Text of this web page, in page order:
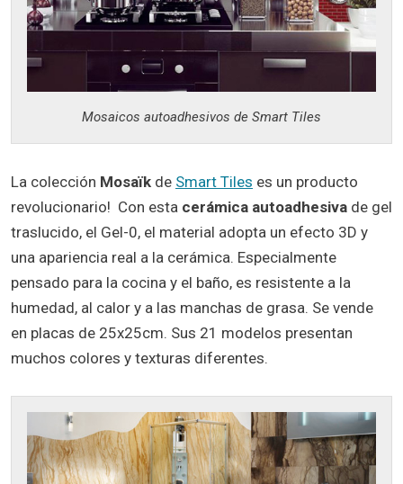
Mosaicos autoadhesivos de Smart Tiles
La colección Mosaïk de Smart Tiles es un producto
revolucionario! Con esta cerámica autoadhesiva de gel
traslucido, el Gel-0, el material adopta un efecto 3D y
una apariencia real a la cerámica. Especialmente
pensado para la cocina y el baño, es resistente a la
humedad, al calor y a las manchas de grasa. Se vende
en placas de 25x25cm. Sus 21 modelos presentan
muchos colores y texturas diferentes.